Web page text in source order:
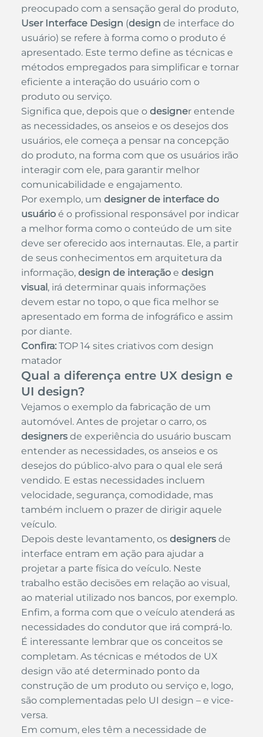
preocupado com a sensação geral do produto,
User Interface Design (design de interface do
usuário) se refere à forma como o produto é
apresentado. Este termo define as técnicas e
métodos empregados para simplificar e tornar
eficiente a interação do usuário com o
produto ou serviço.
Significa que, depois que o designer entende
as necessidades, os anseios e os desejos dos
usuários, ele começa a pensar na concepção
do produto, na forma com que os usuários irão
interagir com ele, para garantir melhor
comunicabilidade e engajamento.
Por exemplo, um designer de interface do
usuário é o profissional responsável por indicar
a melhor forma como o conteúdo de um site
deve ser oferecido aos internautas. Ele, a partir
de seus conhecimentos em arquitetura da
informação, design de interação e design
visual, irá determinar quais informações
devem estar no topo, o que fica melhor se
apresentado em forma de infográfico e assim
por diante.
Confira: TOP 14 sites criativos com design
matador
Qual a diferença entre UX design e
UI design?
Vejamos o exemplo da fabricação de um
automóvel. Antes de projetar o carro, os
designers de experiência do usuário buscam
entender as necessidades, os anseios e os
desejos do público-alvo para o qual ele será
vendido. E estas necessidades incluem
velocidade, segurança, comodidade, mas
também incluem o prazer de dirigir aquele
veículo.
Depois deste levantamento, os designers de
interface entram em ação para ajudar a
projetar a parte física do veículo. Neste
trabalho estão decisões em relação ao visual,
ao material utilizado nos bancos, por exemplo.
Enfim, a forma com que o veículo atenderá as
necessidades do condutor que irá comprá-lo.
É interessante lembrar que os conceitos se
completam. As técnicas e métodos de UX
design vão até determinado ponto da
construção de um produto ou serviço e, logo,
são complementadas pelo UI design – e vice-
versa.
Em comum, eles têm a necessidade de